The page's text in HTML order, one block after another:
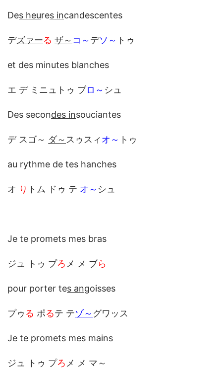
Des heures incandescentes
デズァーる ザ～ コ～ デソ～ トゥ
et des minutes blanches
エ デ ミニュトゥ ブロ～ シュ
Des secondes insouciantes
デ スゴ～ ダ～ スゥスィオ～ トゥ
au rythme de tes hanches
オ り トム ドゥ テ オ～ シュ
Je te promets mes bras
ジュ トゥ プろ メ メ ブら
pour porter tes angoisses
プゥ る ポるテ テゾ～ グワッス
Je te promets mes mains
ジュ トゥ プろ メ メ マ～